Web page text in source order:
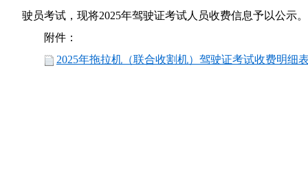
驶 员考试 ， 现将2025年驾驶证考试人员收费信息予以公示。
附件：
2025年拖拉机（联合收割机）驾驶证考试收费明细